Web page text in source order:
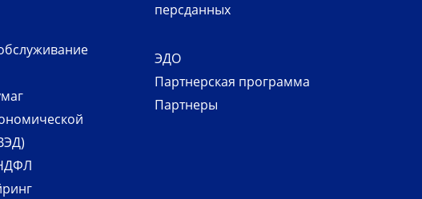
персданных
ЭДО
Партнерская программа
Партнеры